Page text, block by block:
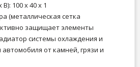
100 x 40 x 1
(металлическая сетка
защищает элементы
системы охлаждения и
от камней, грязи и